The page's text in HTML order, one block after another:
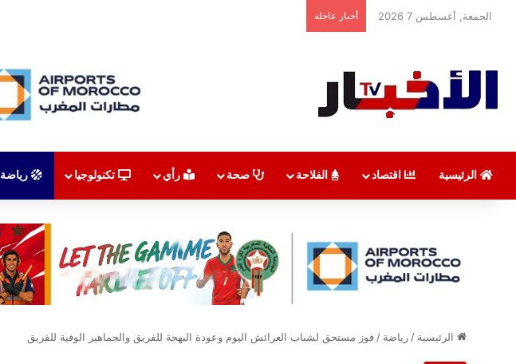
الجمعة, أغسطس 7 2026 أخبار عاجلة
الرئيسية اقتصاد الفلاحة صحة رأي تكنولوجيا رياضة
الرئيسية / رياضة / فوز مستحق لشباب العرائش اليوم وعودة البهجة للفريق والجماهير الوفية للفريق